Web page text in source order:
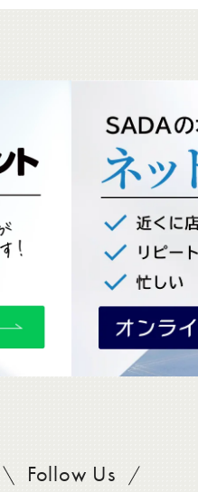
Follow UsSADAをフ